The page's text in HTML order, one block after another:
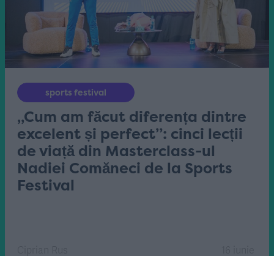
sports festival
„Cum am făcut diferența dintre
excelent și perfect”: cinci lecții
de viață din Masterclass-ul
Nadiei Comăneci de la Sports
Festival